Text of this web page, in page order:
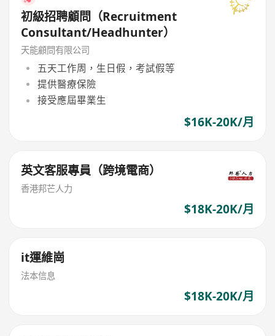
初級招聘顧問（Recruitment
Consultant/Headhunter）
天能顧問有限公司
五天工作周，生日假，考試假等
提供醫療保險
接受應屆畢業生
$16K-20K/月
英文客服專員（跨境電商）
香港邦芒人力
$18K-20K/月
it運維崗
法本信息
$18K-20K/月